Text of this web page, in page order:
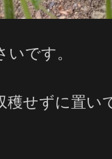
です。
穫せずに置